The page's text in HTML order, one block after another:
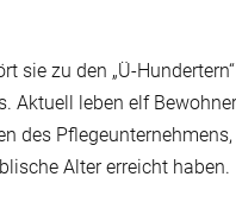
sie zu den „Ü-
Aktuell leben elf
des
Alter erreicht haben.